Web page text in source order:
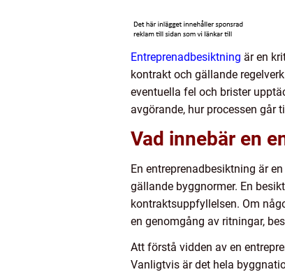
Entreprenadbesiktning är en
kontrakt och gällande
eventuella fel och brister
avgörande, hur processen går
Vad innebär en
En entreprenadbesiktning är
gällande byggnormer. En
kontraktsuppfyllelsen. Om
en genomgång av ritningar,
Att förstå vidden av en
Vanligtvis är det hela